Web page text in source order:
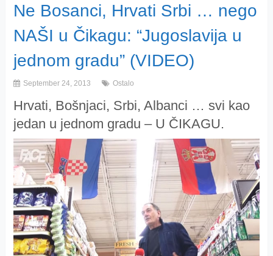
Ne Bosanci, Hrvati Srbi … nego
NAŠI u Čikagu: “Jugoslavija u
jednom gradu” (VIDEO)
September 24, 2013 Ostalo
Hrvati, Bošnjaci, Srbi, Albanci … svi kao
jedan u jednom gradu – U ČIKAGU.